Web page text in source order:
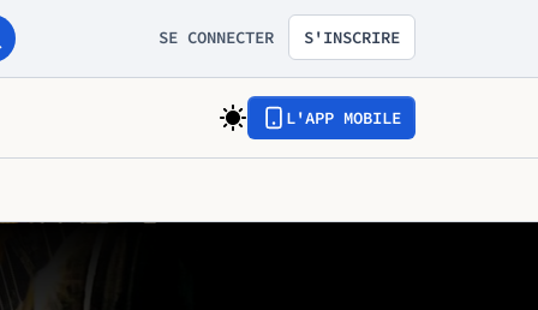
SE CONNECTER S'INSCRIRE
L'APP MOBILE